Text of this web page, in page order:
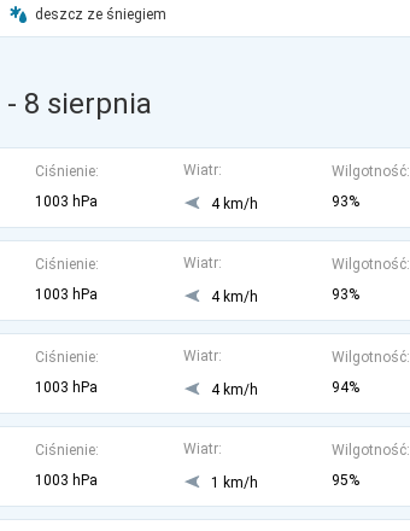
deszcz ze śniegiem
- 8 sierpnia
Ciśnienie:
1003 hPa
Wiatr:
4 km/h
Wilgotność:
93%
Ciśnienie:
1003 hPa
Wiatr:
4 km/h
Wilgotność:
93%
Ciśnienie:
1003 hPa
Wiatr:
4 km/h
Wilgotność:
94%
Ciśnienie:
1003 hPa
Wiatr:
1 km/h
Wilgotność:
95%